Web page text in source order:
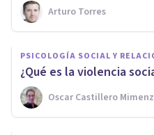
Arturo Torres
PSICOLOGÍA SOCIAL Y
¿Qué es la violencia
Oscar Castillero